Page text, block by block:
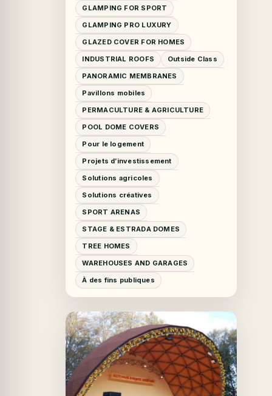
GLAMPING FOR SPORT
GLAMPING PRO LUXURY
GLAZED COVER FOR HOMES
INDUSTRIAL ROOFS
Outside Class
PANORAMIC MEMBRANES
Pavillons mobiles
PERMACULTURE & AGRICULTURE
POOL DOME COVERS
Pour le logement
Projets d’investissement
Solutions agricoles
Solutions créatives
SPORT ARENAS
STAGE & ESTRADA DOMES
TREE HOMES
WAREHOUSES AND GARAGES
À des fins publiques
A PROPOS DU PROJET